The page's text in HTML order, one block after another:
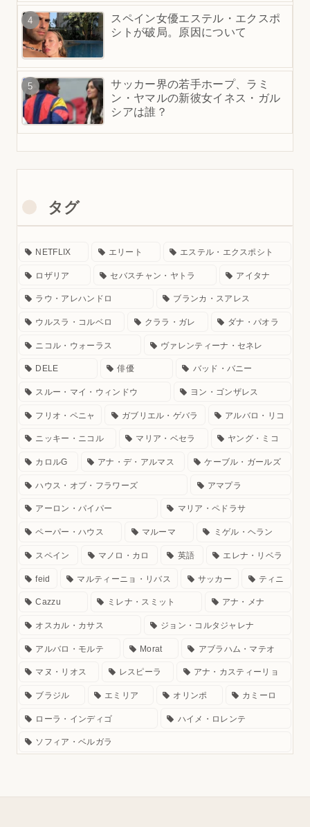
スペイン女優エステル・エクスポ
シトが破局。原因について
サッカー界の若手ホープ、ラミ
ン・ヤマルの新彼女イネス・ガル
シアは誰？
タグ
NETFLIX エリート エステル・エクスポシト
ロザリア セバスチャン・ヤトラ アイタナ
ラウ・アレハンドロ ブランカ・スアレス
ウルスラ・コルベロ クララ・ガレ ダナ・パオラ
ニコル・ウォーラス ヴァレンティーナ・セネレ
DELE 俳優 バッド・バニー
スルー・マイ・ウィンドウ ヨン・ゴンザレス
フリオ・ペニャ ガブリエル・ゲバラ アルバロ・リコ
ニッキー・ニコル マリア・ベセラ ヤング・ミコ
カロルG アナ・デ・アルマス ケーブル・ガールズ
ハウス・オブ・フラワーズ アマプラ
アーロン・パイパー マリア・ペドラサ
ペーパー・ハウス マルーマ ミゲル・ヘラン
スペイン マノロ・カロ 英語 エレナ・リベラ
feid マルティーニョ・リバス サッカー ティニ
Cazzu ミレナ・スミット アナ・メナ
オスカル・カサス ジョン・コルタジャレナ
アルバロ・モルテ Morat アブラハム・マテオ
マヌ・リオス レスピーラ アナ・カスティーリョ
ブラジル エミリア オリンポ カミーロ
ローラ・インディゴ ハイメ・ロレンテ
ソフィア・ベルガラ